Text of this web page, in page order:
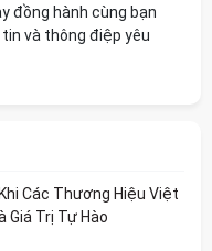
đồng hành cùng bạn
và thông điệp yêu
Các Thương Hiệu Việt
Giá Trị Tự Hào